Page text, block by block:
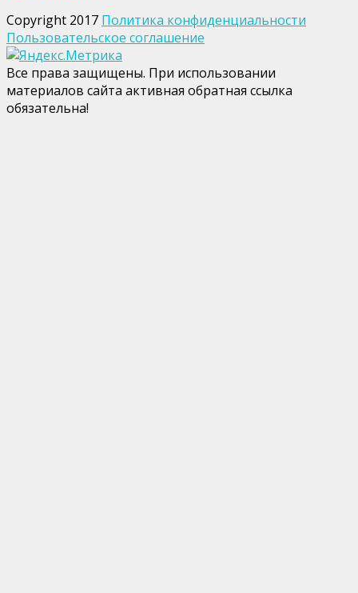
Copyright 2017 Политика конфиденциальности
Пользовательское соглашение
Все права защищены. При использовании
материалов сайта активная обратная ссылка
обязательна!